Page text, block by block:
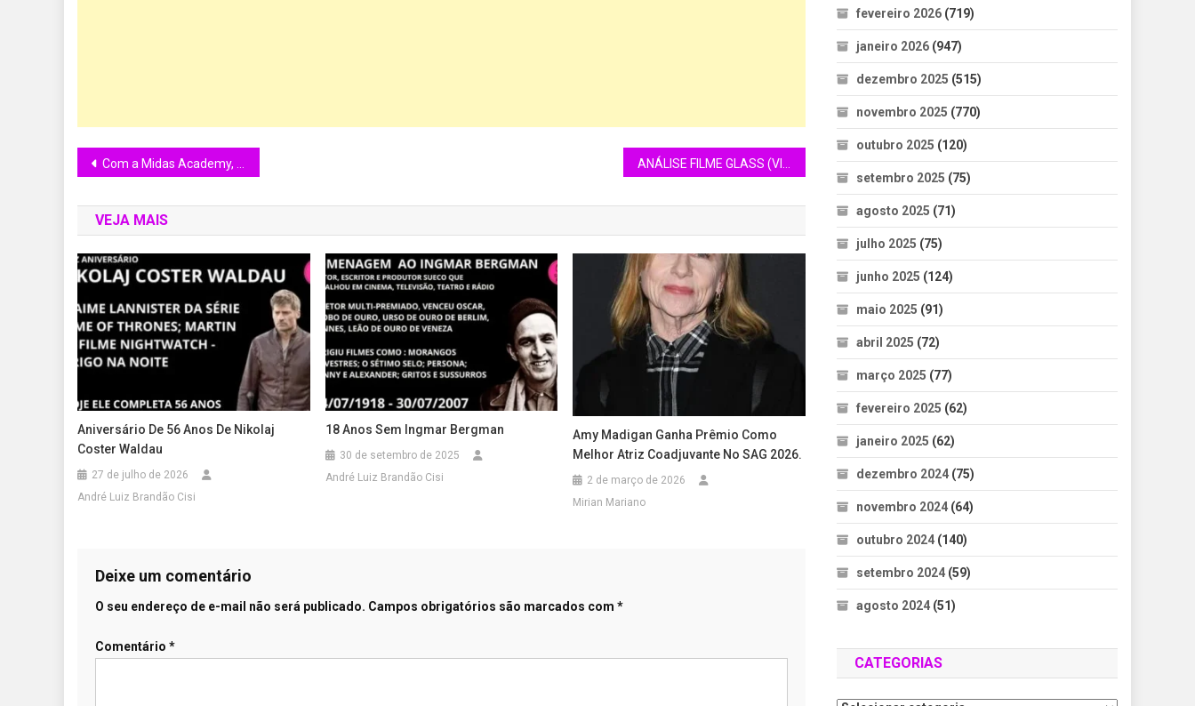
Com a Midas Academy, de Rick Bonadio, Sandy Mel inicia uma nova e importante etapa em sua trajetória artística
VEJA MAIS
Aniversário De 56 Anos De Nikolaj
Coster Waldau
27 de julho de 2026
André Luiz Brandão Cisi
18 Anos Sem Ingmar Bergman
30 de setembro de 2025
André Luiz Brandão Cisi
Amy Madigan Ganha Prêmio Como
Melhor Atriz Coadjuvante No SAG 2026.
2 de março de 2026
Mirian Mariano
Deixe um comentário
O seu endereço de e-mail não será publicado. Campos obrigatórios são marcados com *
Comentário *
fevereiro 2026 (719)
janeiro 2026 (947)
dezembro 2025 (515)
novembro 2025 (770)
outubro 2025 (120)
setembro 2025 (75)
agosto 2025 (71)
julho 2025 (75)
junho 2025 (124)
maio 2025 (91)
abril 2025 (72)
março 2025 (77)
fevereiro 2025 (62)
janeiro 2025 (62)
dezembro 2024 (75)
novembro 2024 (64)
outubro 2024 (140)
setembro 2024 (59)
agosto 2024 (51)
CATEGORIAS